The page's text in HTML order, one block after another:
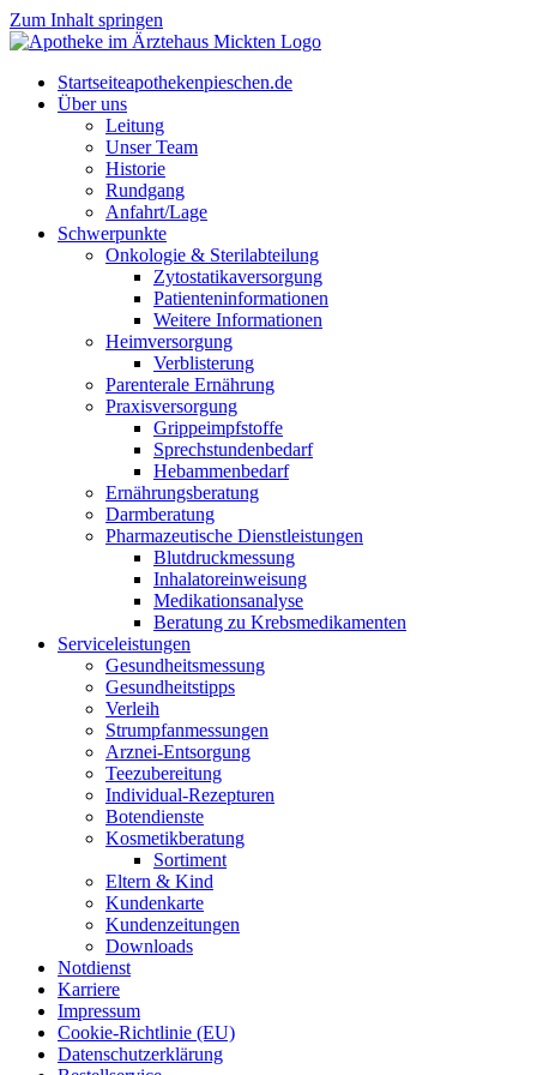
Zum Inhalt springen
Start­sei­teapothekenpieschen.de
Über uns
Lei­tung
Unser Team
His­to­rie
Rund­gang
Anfahrt/Lage
Schwer­punk­te
Onkologie & Sterilabteilung
Zyto­sta­ti­ka­ver­sor­gung
Pati­en­ten­in­for­ma­tio­nen
Wei­te­re Informationen
Heim­ver­sor­gung
Ver­blis­te­rung
Par­en­te­r­ale Ernährung
Pra­xis­ver­sor­gung
Grip­pe­impf­stof­fe
Sprech­stun­den­be­darf
Heb­am­men­be­darf
Ernäh­rungs­be­ra­tung
Darm­be­ra­tung
Phar­ma­zeu­ti­sche Dienstleistungen
Blut­druck­mes­sung
Inha­la­tor­ein­wei­sung
Medi­ka­ti­ons­ana­ly­se
Bera­tung zu Krebsmedikamenten
Ser­vice­leis­tun­gen
Gesund­heits­mes­sung
Gesund­heits­tipps
Ver­leih
Strumpfan­mes­sun­gen
Arz­n­ei-Ent­­sor­­gung
Tee­zu­be­rei­tung
Indi­­vi­­du­al-Rezep­­tu­­ren
Boten­diens­te
Kos­me­tik­be­ra­tung
Sor­ti­ment
Eltern & Kind
Kun­den­kar­te
Kun­den­zei­tun­gen
Down­loads
Not­dienst
Kar­rie­re
Impres­sum
Coo­kie-Rich­t­­li­­nie (EU)
Datenschutz­erklärung